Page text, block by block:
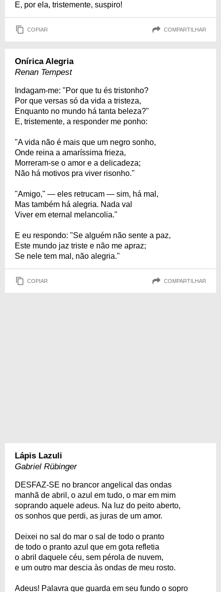
E, por ela, tristemente, suspiro!
COPIAR COMPARTILHAR
Onírica Alegria
Renan Tempest
Indagam-me: "Por que tu és tristonho?
Por que versas só da vida a tristeza,
Enquanto no mundo há tanta beleza?"
E, tristemente, a responder me ponho:
"A vida não é mais que um negro sonho,
Onde reina a amaríssima frieza,
Morreram-se o amor e a delicadeza;
Não há motivos pra viver risonho."
"Amigo," — eles retrucam — sim, há mal,
Mas também há alegria. Nada val
Viver em eternal melancolia."
E eu respondo: "Se alguém não sente a paz,
Este mundo jaz triste e não me apraz;
Se nele tem mal, não alegria."
COPIAR COMPARTILHAR
Lápis Lazuli
Gabriel Rübinger
DESFAZ-SE no brancor angelical das ondas
manhã de abril, o azul em tudo, o mar em mim
soprando aquele adeus. Na luz do peito aberto,
os sonhos que perdi, as juras de um amor.
Deixei no sal do mar o sal de todo o pranto
de todo o pranto azul que em gota refletia
o abril daquele céu, sem pérola de nuvem,
e um outro mar descia às ondas de meu rosto.
Adeus! Palavra que guarda em seu fundo o sopro